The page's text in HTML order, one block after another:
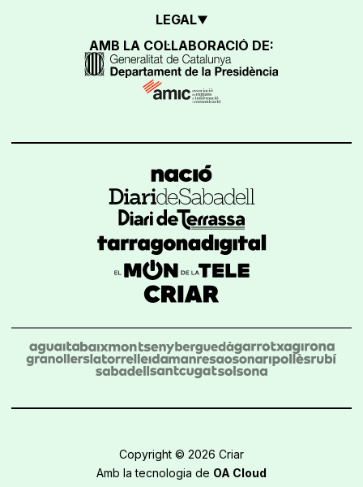
LEGAL
AMB LA COL·LABORACIÓ DE:
Copyright © 2026 Criar
Amb la tecnologia de OA Cloud